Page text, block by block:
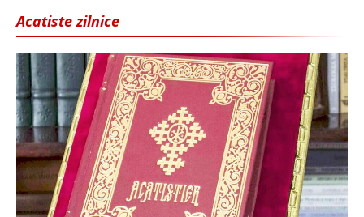
Acatiste zilnice